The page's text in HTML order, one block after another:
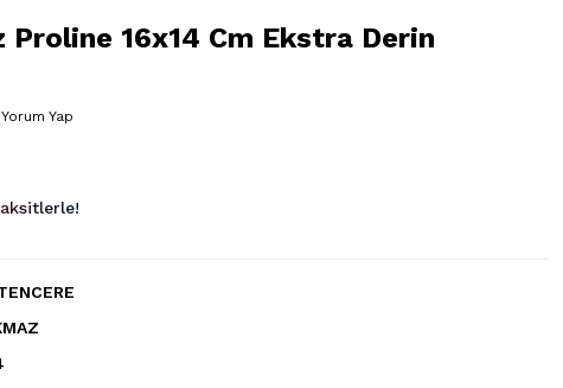
Proline 16x14 Cm Ekstra Derin
Yap